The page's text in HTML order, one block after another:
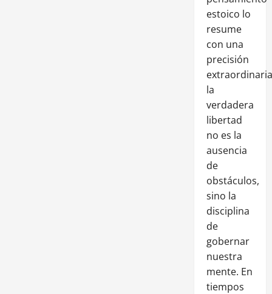
estoico lo
resume
con una
precisión
la
verdadera
libertad
no es la
ausencia
de
obstáculos,
sino la
disciplina
de
gobernar
nuestra
mente. En
tiempos